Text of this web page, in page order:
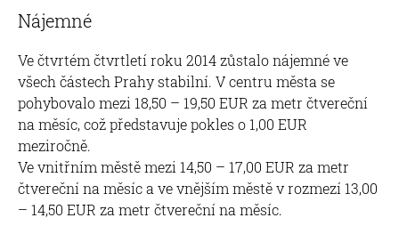
Nájemné
Ve čtvrtém čtvrtletí roku 2014 zůstalo nájemné ve
všech částech Prahy stabilní. V centru města se
pohybovalo mezi 18,50 – 19,50 EUR za metr čtvereční
na měsíc, což představuje pokles o 1,00 EUR
meziročně.
Ve vnitřním městě mezi 14,50 – 17,00 EUR za metr
čtvereční na měsíc a ve vnějším městě v rozmezí 13,00
– 14,50 EUR za metr čtvereční na měsíc.